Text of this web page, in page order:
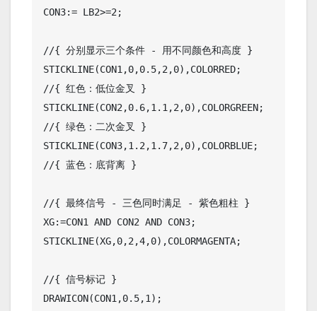
CON3:= LB2>=2;
//{ 分别显示三个条件 - 用不同颜色和高度 }
STICKLINE(CON1,0,0.5,2,0),COLORRED;
//{ 红色：低位金叉 }
STICKLINE(CON2,0.6,1.1,2,0),COLORGREEN;
//{ 绿色：二次金叉 }
STICKLINE(CON3,1.2,1.7,2,0),COLORBLUE;
//{ 蓝色：底背离 }
//{ 最终信号 - 三色同时满足 - 紫色粗柱 }
XG:=CON1 AND CON2 AND CON3;
STICKLINE(XG,0,2,4,0),COLORMAGENTA;
//{ 信号标记 }
DRAWICON(CON1,0.5,1);